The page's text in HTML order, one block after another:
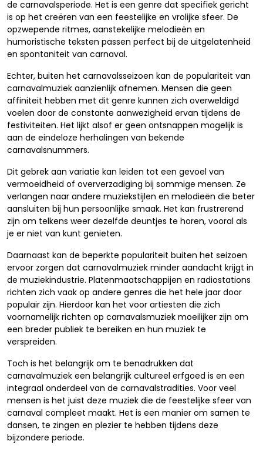
de carnavalsperiode. Het is een genre dat specifiek gericht
is op het creëren van een feestelijke en vrolijke sfeer. De
opzwepende ritmes, aanstekelijke melodieën en
humoristische teksten passen perfect bij de uitgelatenheid
en spontaniteit van carnaval.
Echter, buiten het carnavalsseizoen kan de populariteit van
carnavalmuziek aanzienlijk afnemen. Mensen die geen
affiniteit hebben met dit genre kunnen zich overweldigd
voelen door de constante aanwezigheid ervan tijdens de
festiviteiten. Het lijkt alsof er geen ontsnappen mogelijk is
aan de eindeloze herhalingen van bekende
carnavalsnummers.
Dit gebrek aan variatie kan leiden tot een gevoel van
vermoeidheid of oververzadiging bij sommige mensen. Ze
verlangen naar andere muziekstijlen en melodieën die beter
aansluiten bij hun persoonlijke smaak. Het kan frustrerend
zijn om telkens weer dezelfde deuntjes te horen, vooral als
je er niet van kunt genieten.
Daarnaast kan de beperkte populariteit buiten het seizoen
ervoor zorgen dat carnavalmuziek minder aandacht krijgt in
de muziekindustrie. Platenmaatschappijen en radiostations
richten zich vaak op andere genres die het hele jaar door
populair zijn. Hierdoor kan het voor artiesten die zich
voornamelijk richten op carnavalsmuziek moeilijker zijn om
een breder publiek te bereiken en hun muziek te
verspreiden.
Toch is het belangrijk om te benadrukken dat
carnavalmuziek een belangrijk cultureel erfgoed is en een
integraal onderdeel van de carnavalstradities. Voor veel
mensen is het juist deze muziek die de feestelijke sfeer van
carnaval compleet maakt. Het is een manier om samen te
dansen, te zingen en plezier te hebben tijdens deze
bijzondere periode.